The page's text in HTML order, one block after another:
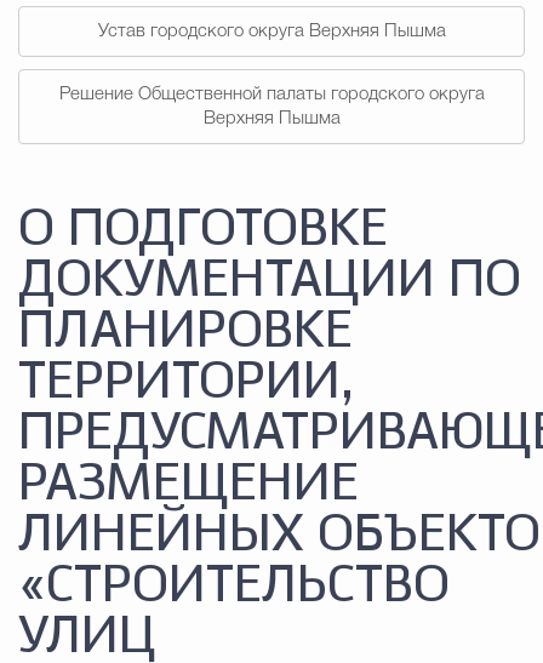
Устав городского округа Верхняя Пышма
Решение Общественной палаты городского округа
Верхняя Пышма
О ПОДГОТОВКЕ
ДОКУМЕНТАЦИИ ПО
ПЛАНИРОВКЕ
ТЕРРИТОРИИ,
РАЗМЕЩЕНИЕ
ЛИНЕЙНЫХ
«СТРОИТЕЛЬСТВО
УЛИЦ